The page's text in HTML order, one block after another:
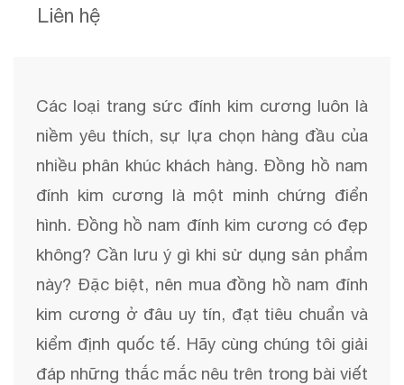
Liên hệ
Các loại trang sức đính kim cương luôn là
niềm yêu thích, sự lựa chọn hàng đầu của
nhiều phân khúc khách hàng. Đồng hồ nam
đính kim cương là một minh chứng điển
hình. Đồng hồ nam đính kim cương có đẹp
không? Cần lưu ý gì khi sử dụng sản phẩm
này? Đặc biệt, nên mua đồng hồ nam đính
kim cương ở đâu uy tín, đạt tiêu chuẩn và
kiểm định quốc tế. Hãy cùng chúng tôi giải
đáp những thắc mắc nêu trên trong bài viết